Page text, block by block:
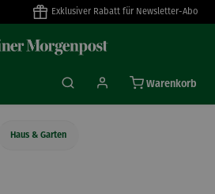
Exklusiver Rabatt für Newsletter-Abo
Warenkorb
Haus & Garten